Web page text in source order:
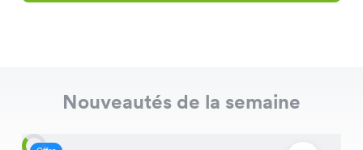
Nouveautés de la semaine